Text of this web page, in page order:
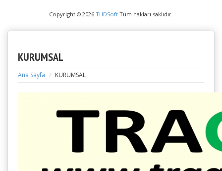
Copyright © 2026 THDSoft Tüm hakları saklıdır.
KURUMSAL
Ana Sayfa KURUMSAL